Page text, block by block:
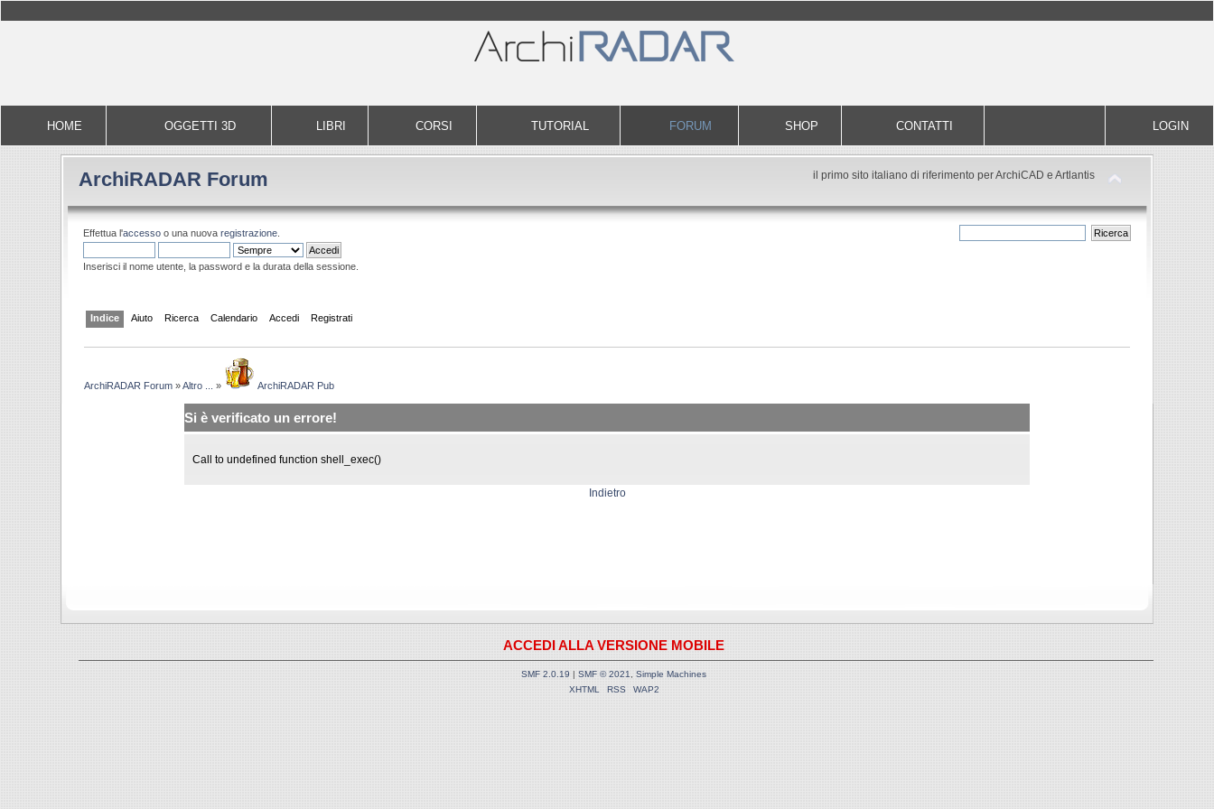
HOME OGGETTI 3D LIBRI CORSI TUTORIAL FORUM SHOP CONTATTI LOGIN
ArchiRADAR Forum il primo sito italiano di riferimento per ArchiCAD e Artlantis
Effettua l'accesso o una nuovaregistrazione.
Inserisci il nome utente, la password e la durata della sessione.
Indice Aiuto Ricerca Calendario Accedi Registrati
ArchiRADAR Forum »Altro ... » ArchiRADAR Pub
Si è verificato un errore!
Call to undefined function shell_exec()
Indietro
ACCEDI ALLA VERSIONE MOBILE
SMF 2.0.19 | SMF © 2021
Simple Machines
XHTML
RSS WAP2